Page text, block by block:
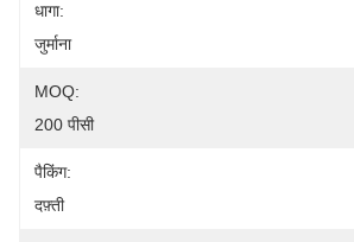
धागा:
जुर्माना
MOQ:
200 पीसी
पैकिंग:
दफ़्ती